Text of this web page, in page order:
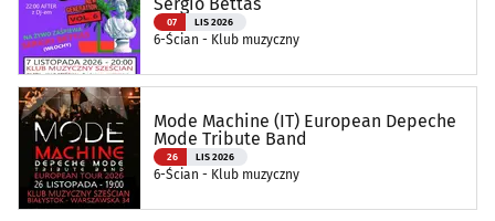
07 LIS 2026
6-Ścian - Klub muzyczny
Mode Machine (IT) European Depeche
Mode Tribute Band
26 LIS 2026
6-Ścian - Klub muzyczny